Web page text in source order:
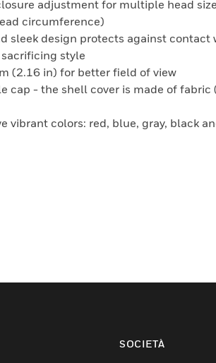
adjustment for multiple head
circumference)
sleek design protects against contact
style
(2.16 in) for better field of view
cap - the shell cover is made of
vibrant colors: red, blue, gray, black
SOCIETÀ